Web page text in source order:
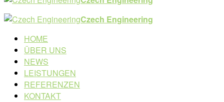
Czech Engineering
HOME
ÜBER UNS
NEWS
LEISTUNGEN
REFERENZEN
KONTAKT